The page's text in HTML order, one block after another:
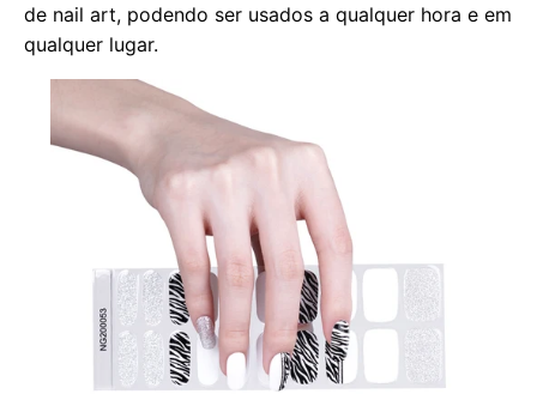
de nail art, podendo ser usados a qualquer hora e em
qualquer lugar.